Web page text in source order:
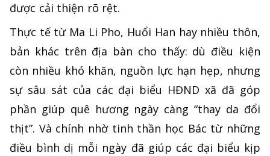
được cải thiện rõ rệt.
Thực tế từ Ma Li Pho, Huổi Han hay nhiều thôn,
bản khác trên địa bàn cho thấy: dù điều kiện
còn nhiều khó khăn, nguồn lực hạn hẹp, nhưng
sự sâu sát của các đại biểu HĐND xã đã góp
phần giúp quê hương ngày càng “thay da đổi
thịt”. Và chính nhờ tinh thần học Bác từ những
điều bình dị mỗi ngày đã giúp các đại biểu kịp